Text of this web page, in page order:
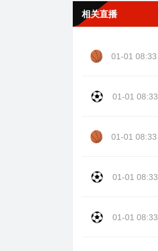
相关直播
01-01 08:33
01-01 08:33
01-01 08:33
01-01 08:33
01-01 08:33